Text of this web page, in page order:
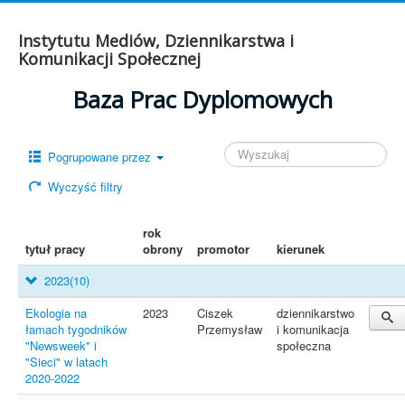
Instytutu Mediów, Dziennikarstwa i
Komunikacji Społecznej
Baza Prac Dyplomowych
Pogrupowane przez
Wyczyść filtry
tytuł pracy
rok
obrony
promotor kierunek
2023(10)
Ekologia na
łamach tygodników
"Newsweek" i
"Sieci" w latach
2020-2022
2023
Ciszek
Przemysław
dziennikarstwo
i komunikacja
społeczna